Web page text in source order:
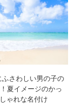
ふさわしい男の子の
夏イメージのかっ
ゃれな名付け